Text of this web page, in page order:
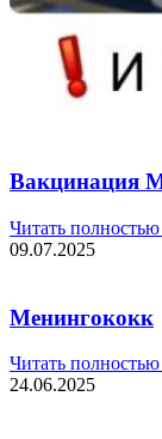
Вакцинация
Читать полностью
09.07.2025
Менингококк
Читать полностью
24.06.2025